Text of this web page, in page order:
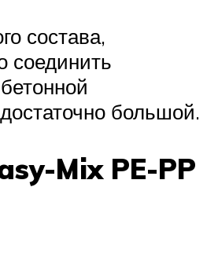
состава,
соединить
большой.
Mix PE-PP